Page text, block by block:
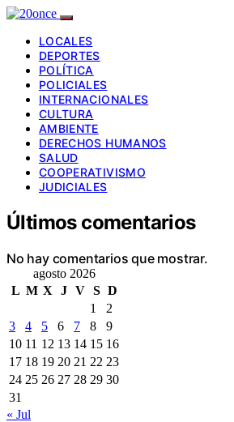
LOCALES
DEPORTES
POLÍTICA
POLICIALES
INTERNACIONALES
CULTURA
AMBIENTE
DERECHOS HUMANOS
SALUD
COOPERATIVISMO
JUDICIALES
Últimos comentarios
No hay comentarios que mostrar.
agosto 2026
L M X J V S D
1
2
3
4 5 6 7 8
9
10 11 12 13 14 15 16
17 18 19 20 21 22 23
24 25 26 27 28 29 30
31
« Jul